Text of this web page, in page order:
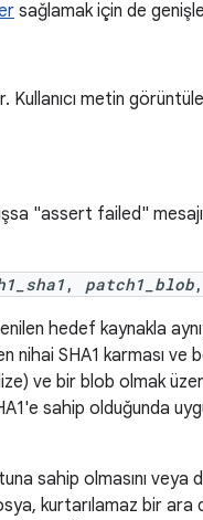
sağlamak için de
Kullanıcı metin
"assert failed" mesajı
, patch1_blob
hedef kaynakla
nihai SHA1 karması ve
ve bir blob olmak
sahip olduğunda
sahip olmasını veya
kurtarılamaz bir ara